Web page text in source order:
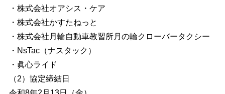
・株式会社オアシス・ケア
・株式会社かすたねっと
・株式会社月輪自動車教習所月の輪クローバータクシー
・NsTac（ナスタック）
・眞心ライド
（2）協定締結日